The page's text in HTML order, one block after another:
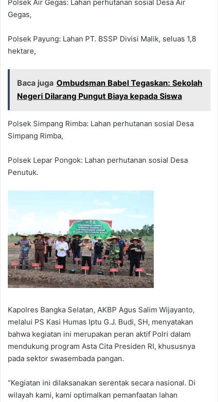
Polsek Air Gegas: Lahan perhutanan sosial Desa Air
Gegas,
Polsek Payung: Lahan PT. BSSP Divisi Malik, seluas 1,8
hektare,
Baca juga Ombudsman Babel Tegaskan: Sekolah
Negeri Dilarang Pungut Biaya kepada Siswa
Polsek Simpang Rimba: Lahan perhutanan sosial Desa
Simpang Rimba,
Polsek Lepar Pongok: Lahan perhutanan sosial Desa
Penutuk.
Kapolres Bangka Selatan, AKBP Agus Salim Wijayanto,
melalui PS Kasi Humas Iptu G.J. Budi, SH, menyatakan
bahwa kegiatan ini merupakan peran aktif Polri dalam
mendukung program Asta Cita Presiden RI, khususnya
pada sektor swasembada pangan.
“Kegiatan ini dilaksanakan serentak secara nasional. Di
wilayah kami, kami optimalkan pemanfaatan lahan